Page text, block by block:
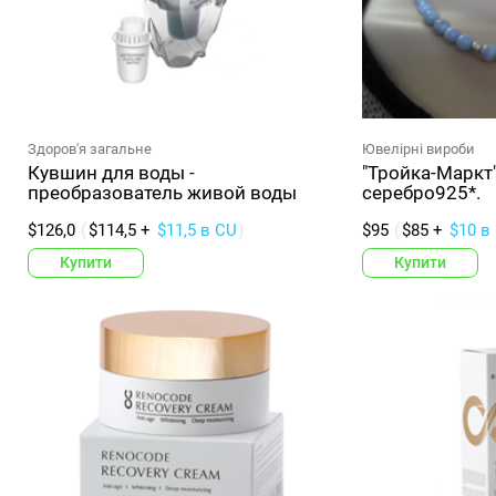
Здоров'я загальне
Кувшин для воды -
преобразователь живой воды
$126,0 $114,5 + $11,5 в CU
Купити
Ювелірні вироби
"Тройка-
серебро925*.
$95 $85 + $10 в
Купити